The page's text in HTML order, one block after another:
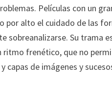
Películas con un
por alto el cuidado de las
sobreanalizarse. Su trama
frenético, que no
capas de imágenes y